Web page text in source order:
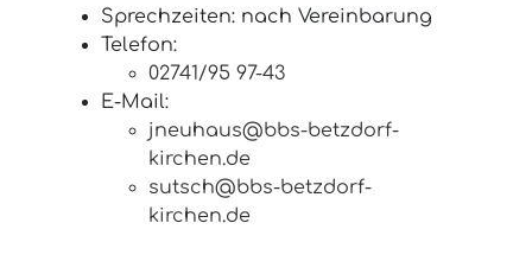
Sprechzeiten: nach Vereinbarung
Telefon:
02741/95 97-43
E-Mail:
jneuhaus@bbs-betzdorf-
kirchen.de
sutsch@bbs-betzdorf-
kirchen.de